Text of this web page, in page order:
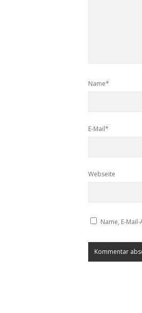
Name*
E-Mail*
Webseite
Name, E-